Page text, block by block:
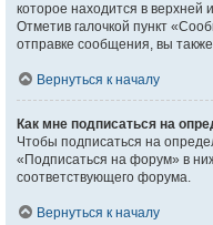
которое находится в
Отметив галочкой пункт
отправке сообщения, вы
Вернуться к началу
Как мне подписаться на
Чтобы подписаться на
«Подписаться на форум» в
соответствующего форума.
Вернуться к началу